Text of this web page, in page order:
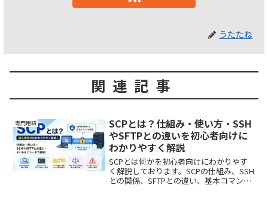
うたたね
関連記事
専門用語
SCPとは？仕組み・使い方・SSH
やSFTPとの違いを初心者向けに
わかりやすく解説
SCPとは何かを初心者向けにわかりやす
く解説しております。SCPの仕組み、SSH
との関係、SFTPとの違い、基本コマン